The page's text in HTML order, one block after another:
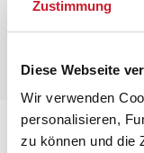
Zustimmung
Diese Webseite
Wir verwenden
personalisieren,
zu können und die
Lageplan